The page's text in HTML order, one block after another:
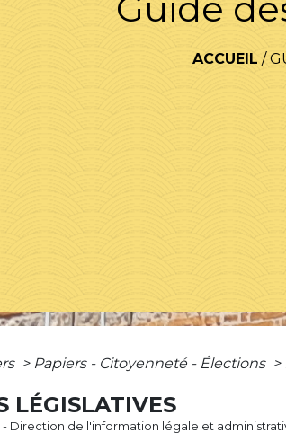
ACCUEIL /
> Papiers - Citoyenneté - Élections >
LÉGISLATIVES
- Direction de l'information légale et